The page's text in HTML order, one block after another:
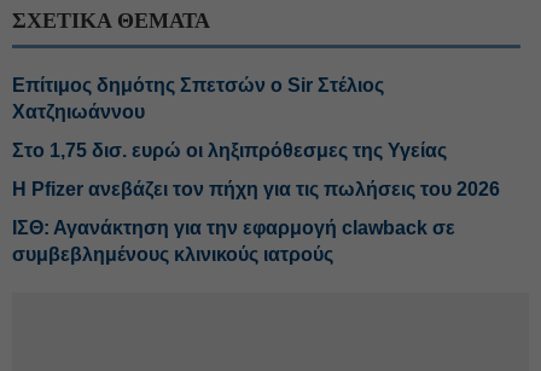
ΣΧΕΤΙΚΑ ΘΕΜΑΤΑ
Επίτιμος δημότης Σπετσών ο Sir Στέλιος
Χατζηιωάννου
Στο 1,75 δισ. ευρώ οι ληξιπρόθεσμες της Υγείας
Η Pfizer ανεβάζει τον πήχη για τις πωλήσεις του 2026
ΙΣΘ: Αγανάκτηση για την εφαρμογή clawback σε
συμβεβλημένους κλινικούς ιατρούς